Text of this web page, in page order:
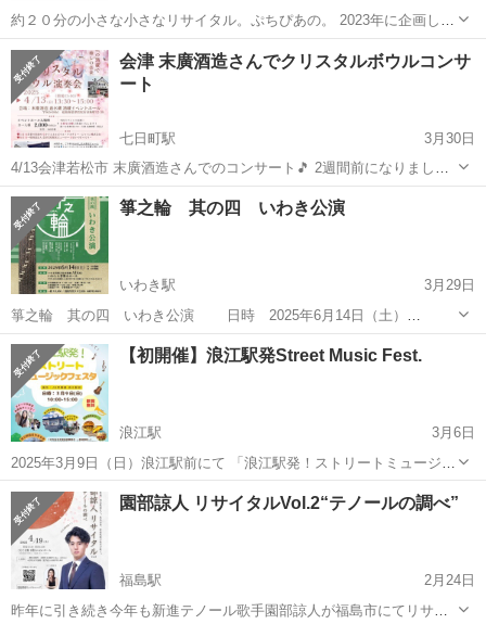
約２０分の小さな小さなリサイタル。ぷちぴあの。 2023年に企画し
「普段着で、手間をかけずにシンプルに。」をコンセプトに、５回目
の開催となります。 今回はフランス出身の作曲家、フォーレの「主題
と変奏」を含む３曲を演奏いた...
福島 須賀川市 須賀川駅 コンサート/ショー 駐車場
会津 末廣酒造さんでクリスタルボウルコンサ
ート
七日町駅
3月30日
4/13会津若松市 末廣酒造さんでのコンサート🎵 2週間前になりました❣️
クリスタルボウルコンサート🎵 水晶でできた楽器です。身体中に響
き、浄化や癒し、リラックス効果があります。 今朝早くに会津の方か
らお電...
福島 会津若松市 七日町駅 コンサート/ショー
クリスタルボウル
箏之輪 其の四 いわき公演
いわき駅
3月29日
箏之輪 其の四 いわき公演 日時 2025年6月14日（土）
14:00（開場：13:30） 会場 いわき芸術文化交流館アリオス いわし
ん音楽小ホール 料金 全席自由／一般 3,000円 学生（小学生〜高校
生） 2...
福島 いわき市 いわき駅 コンサート/ショー
【初開催】浪江駅発Street Music Fest.
浪江駅
3月6日
2025年3月9日（日）浪江駅前にて 「浪江駅発！ストリートミュージッ
クフェスタを開催します 震災前、浪江町では毎年8月に「ストリート
ミュージックフェスタ」という、町中が音楽であふれる日がありまし
た♫ 浪江駅周辺の家屋解...
福島 双葉郡 浪江駅 コンサート/ショー
園部諒人 リサイタルVol.2“テノールの調べ”
福島駅
2月24日
昨年に引き続き今年も新進テノール歌手園部諒人が福島市にてリサイ